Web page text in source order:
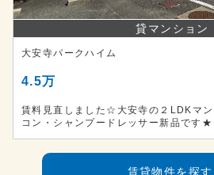
貸マンション
大安寺パークハイム
4.5万
賃料見直しました☆大安寺の２LDKマ
コン・シャンプードレッサー新品です★
賃貸物件を探す